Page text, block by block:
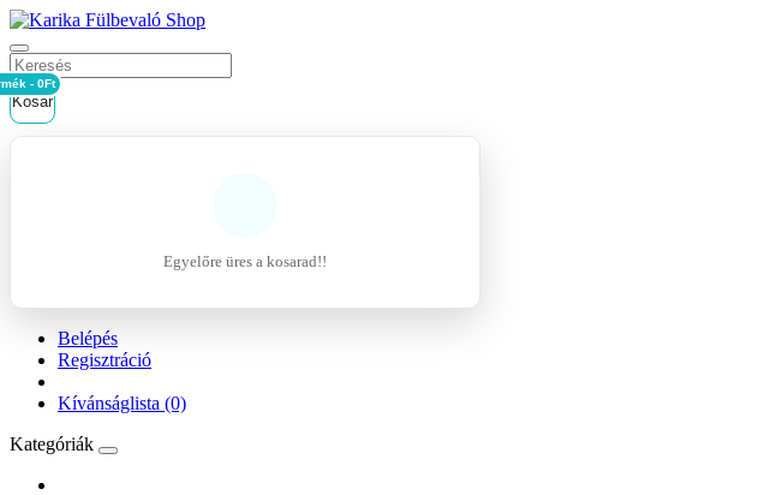
Kosár
- 0Ft
Egyelőre üres a kosarad!!
Belépés
Regisztráció
Kívánságlista (0)
Kategóriák